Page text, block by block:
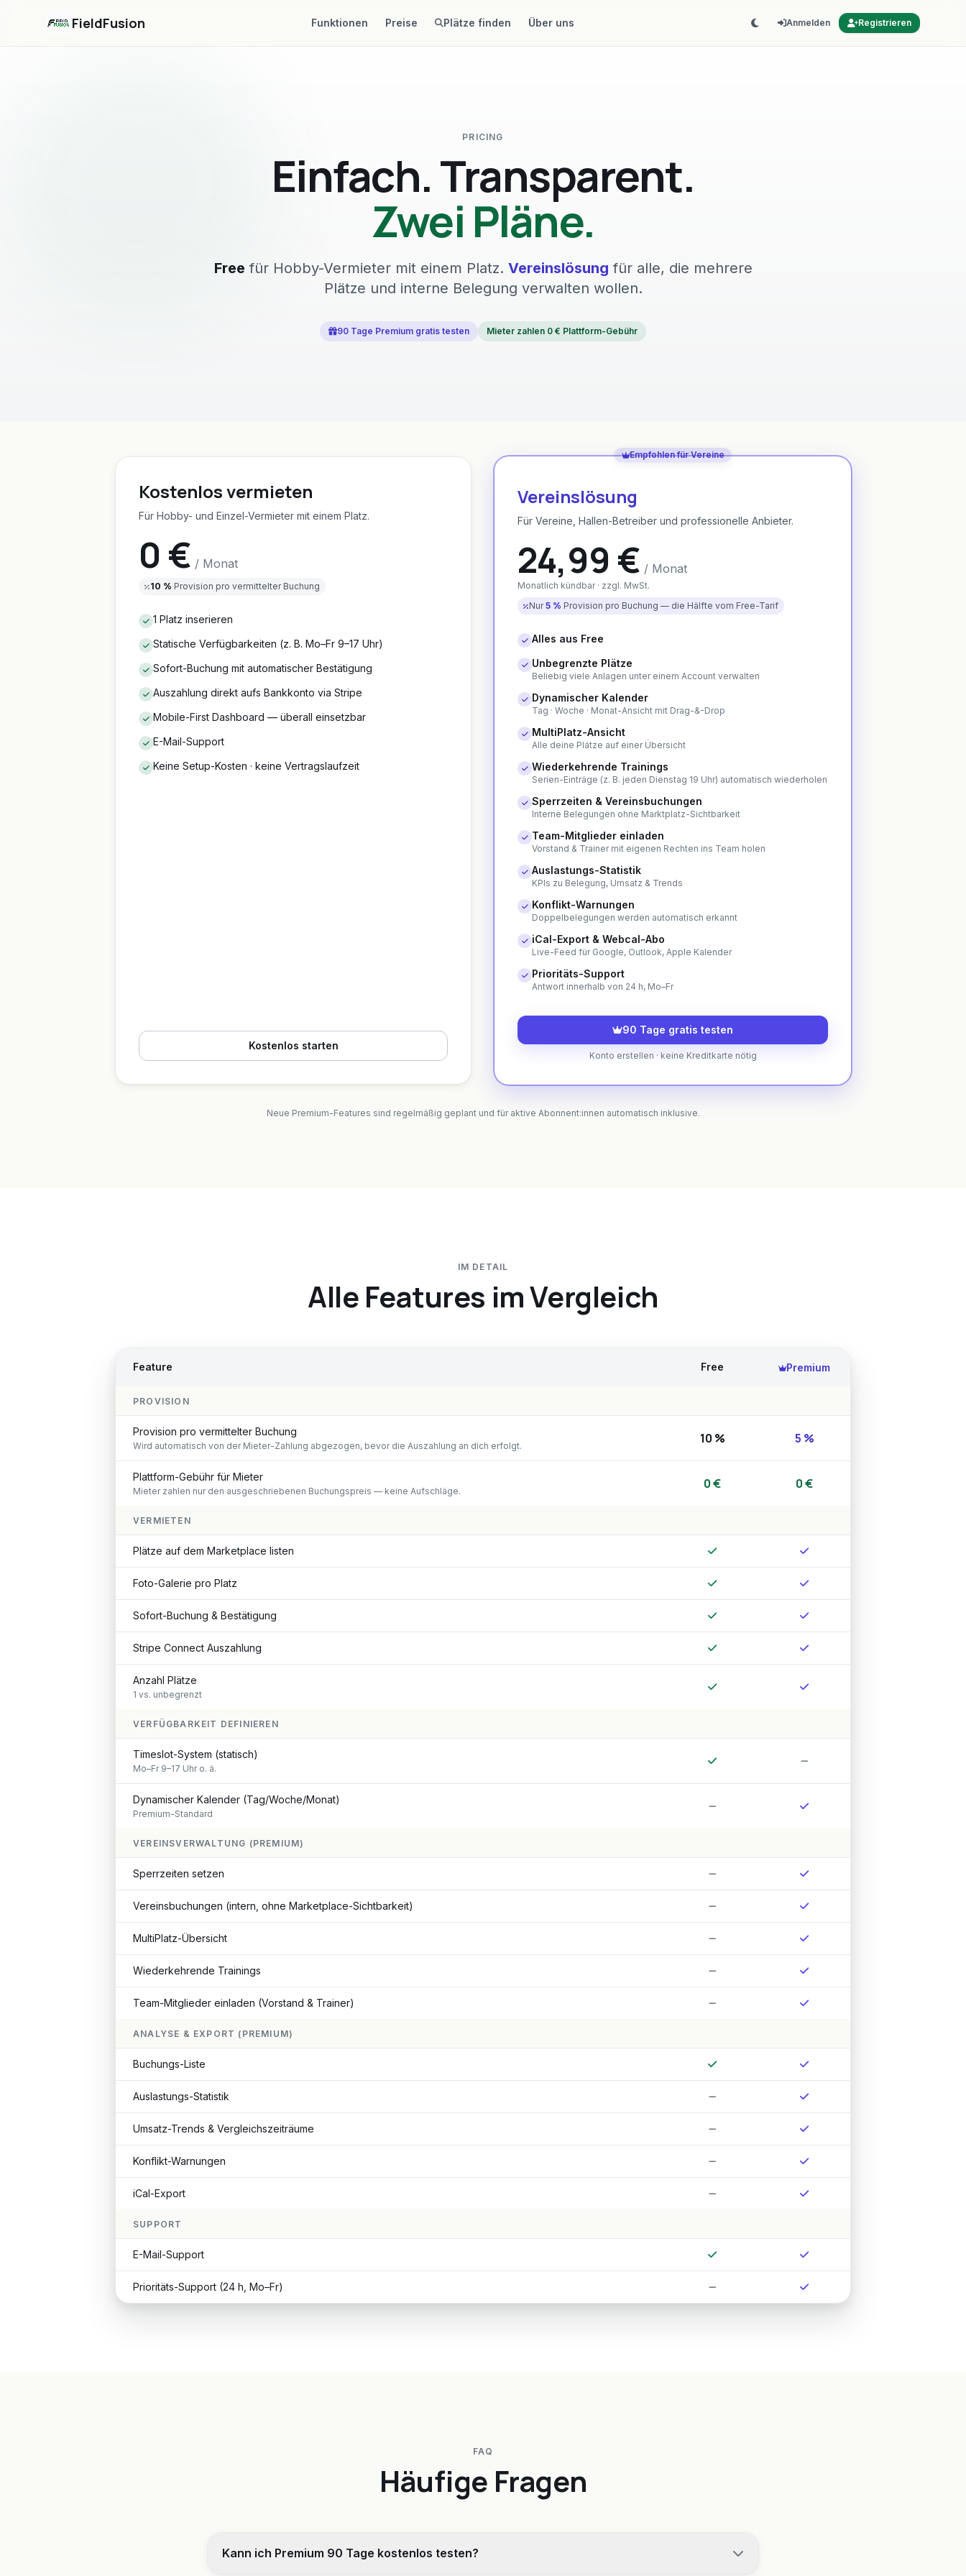
FieldFusion Funktionen Preise Plätze finden Über uns Anmelden Registrieren
PRICING
Einfach. Transparent.
Zwei Pläne.
Free für Hobby-Vermieter mit einem Platz. Vereinslösung für alle, die mehrere
Plätze und interne Belegung verwalten wollen.
90 Tage Premium gratis testen Mieter zahlen 0 € Plattform-Gebühr
Kostenlos vermieten
Für Hobby- und Einzel-Vermieter mit einem Platz.
0 € / Monat
10 % Provision pro vermittelter Buchung
1 Platz inserieren
Statische Verfügbarkeiten (z. B. Mo–Fr 9–17 Uhr)
Sofort-Buchung mit automatischer Bestätigung
Auszahlung direkt aufs Bankkonto via Stripe
Mobile-First Dashboard — überall einsetzbar
E-Mail-Support
Keine Setup-Kosten · keine Vertragslaufzeit
Kostenlos starten
Empfohlen für Vereine
Vereinslösung
Für Vereine, Hallen-Betreiber und professionelle Anbieter.
24,99 € / Monat
Monatlich kündbar · zzgl. MwSt.
Nur5 % Provision pro Buchung — die Hälfte vom Free-Tarif
Alles aus Free
Unbegrenzte Plätze
Beliebig viele Anlagen unter einem Account verwalten
Dynamischer Kalender
Tag · Woche · Monat-Ansicht mit Drag-&-Drop
MultiPlatz-Ansicht
Alle deine Plätze auf einer Übersicht
Wiederkehrende Trainings
Serien-Einträge (z. B. jeden Dienstag 19 Uhr) automatisch wiederholen
Sperrzeiten & Vereinsbuchungen
Interne Belegungen ohne Marktplatz-Sichtbarkeit
Team-Mitglieder einladen
Vorstand & Trainer mit eigenen Rechten ins Team holen
Auslastungs-Statistik
KPIs zu Belegung, Umsatz & Trends
Konflikt-Warnungen
Doppelbelegungen werden automatisch erkannt
iCal-Export & Webcal-Abo
Live-Feed für Google, Outlook, Apple Kalender
Prioritäts-Support
Antwort innerhalb von 24 h, Mo–Fr
90 Tage gratis testen
Konto erstellen · keine Kreditkarte nötig
Neue Premium-Features sind regelmäßig geplant und für aktive Abonnent:innen automatisch inklusive.
IM DETAIL
Alle Features im Vergleich
Feature Free Premium
PROVISION
Provision pro vermittelter Buchung
Wird automatisch von der Mieter-Zahlung abgezogen, bevor die Auszahlung an dich erfolgt. 10 % 5 %
Plattform-Gebühr für Mieter
Mieter zahlen nur den ausgeschriebenen Buchungspreis — keine Aufschläge. 0 € 0 €
VERMIETEN
Plätze auf dem Marketplace listen
Foto-Galerie pro Platz
Sofort-Buchung & Bestätigung
Stripe Connect Auszahlung
Anzahl Plätze
1 vs. unbegrenzt
VERFÜGBARKEIT DEFINIEREN
Timeslot-System (statisch)
Mo–Fr 9–17 Uhr o. ä.
Dynamischer Kalender (Tag/Woche/Monat)
Premium-Standard
VEREINSVERWALTUNG (PREMIUM)
Sperrzeiten setzen
Vereinsbuchungen (intern, ohne Marketplace-Sichtbarkeit)
MultiPlatz-Übersicht
Wiederkehrende Trainings
Team-Mitglieder einladen (Vorstand & Trainer)
ANALYSE & EXPORT (PREMIUM)
Buchungs-Liste
Auslastungs-Statistik
Umsatz-Trends & Vergleichszeiträume
Konflikt-Warnungen
iCal-Export
SUPPORT
E-Mail-Support
Prioritäts-Support (24 h, Mo–Fr)
FAQ
Häufige Fragen
Kann ich Premium 90 Tage kostenlos testen?